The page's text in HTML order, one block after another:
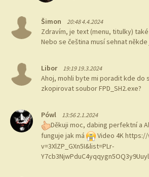
Šimon 20:48 4.4.2024
Zdravím, je text (menu, titulky)
Nebo se čeština musí sehnat někde
Libor 19:19 19.3.2024
Ahoj, mohli byte mi poradit kde do
zkopirovat soubor FPD_SH2.exe?
Pówl 13:56 2.1.2024
Děkuji moc, dabing perfektní a
funguje jak má
Video 4K
v=3XlZP_GXn5I&list=PLr-